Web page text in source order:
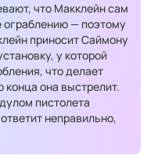
что Макклейн сам
ограблению — поэтому
приносит Саймону
у которой
что делает
она выстрелит.
пистолета
неправильно,